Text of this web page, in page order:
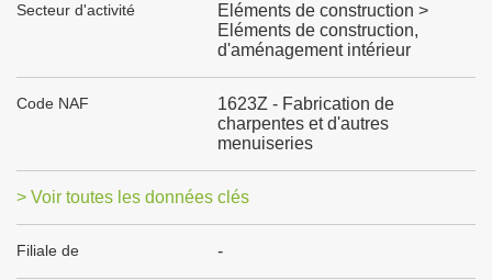
Secteur d'activité
Eléments de construction >
Eléments de construction,
d'aménagement intérieur
Code NAF
1623Z - Fabrication de
charpentes et d'autres
menuiseries
> Voir toutes les données clés
Filiale de -